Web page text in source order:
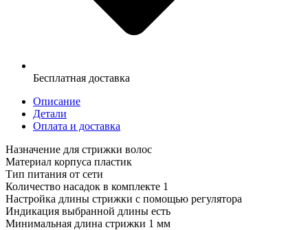
Бесплатная доставка
Описание
Детали
Оплата и доставка
Назначение для стрижки волос
Материал корпуса пластик
Тип питания от сети
Количество насадок в комплекте 1
Настройка длины стрижки с помощью регулятора
Индикация выбранной длины есть
Минимальная длина стрижки 1 мм